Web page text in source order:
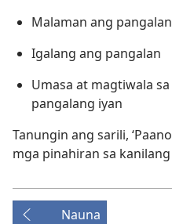
Malaman ang pangalan
Igalang ang pangalan
Umasa at magtiwala
pangalang iyan
Tanungin ang sarili,
mga pinahiran sa
Nauna